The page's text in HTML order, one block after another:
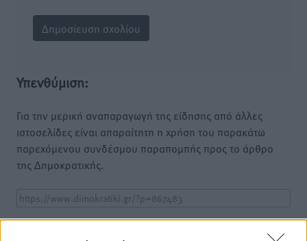
Υπενθύμιση:
Για την μερική αναπαραγωγή της είδησης από άλλες
ιστοσελίδες είναι απαραίτητη η χρήση του παρακάτω
παρεχόμενου συνδέσμου παραπομπής προς το άρθρο
της Δημοκρατικής.